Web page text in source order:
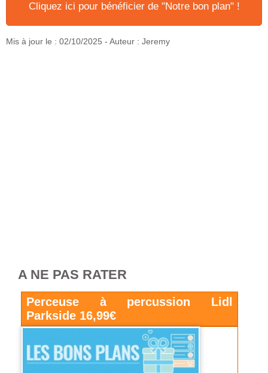
Cliquez ici pour bénéficier de "Notre bon plan" !
Mis à jour le : 02/10/2025 - Auteur : Jeremy
A NE PAS RATER
Perceuse à percussion Lidl
Parkside 16,99€